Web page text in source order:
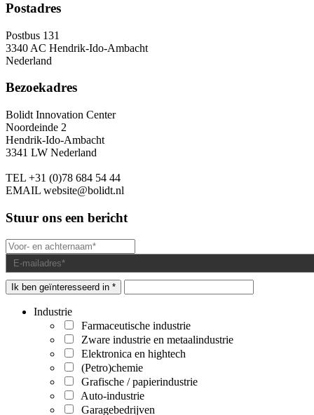
Postadres
Postbus 131
3340 AC Hendrik-Ido-Ambacht
Nederland
Bezoekadres
Bolidt Innovation Center
Noordeinde 2
Hendrik-Ido-Ambacht
3341 LW Nederland
TEL +31 (0)78 684 54 44
EMAIL website@bolidt.nl
Stuur ons een bericht
Ik ben geïnteresseerd in *
Industrie
Farmaceutische industrie
Zware industrie en metaalindustrie
Elektronica en hightech
(Petro)chemie
Grafische / papierindustrie
Auto-industrie
Garagebedrijven